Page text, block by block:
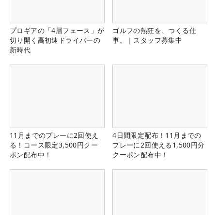
プロギアの「4層フェース」が
切り開く高初速ドライバーの
新時代
ゴルフの熱狂を、つくる仕
事。｜スタッフ募集中
11月までのプレーに2回使え
る！コース限定3,500円クー
ポン配布中！
4日間限定配布！11月までの
プレーに2回使える1,500円分
クーポン配布中！